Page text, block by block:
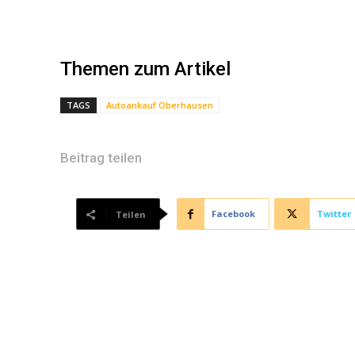
Themen zum Artikel
TAGS Autoankauf Oberhausen
Beitrag teilen
Teilen Facebook Twitter